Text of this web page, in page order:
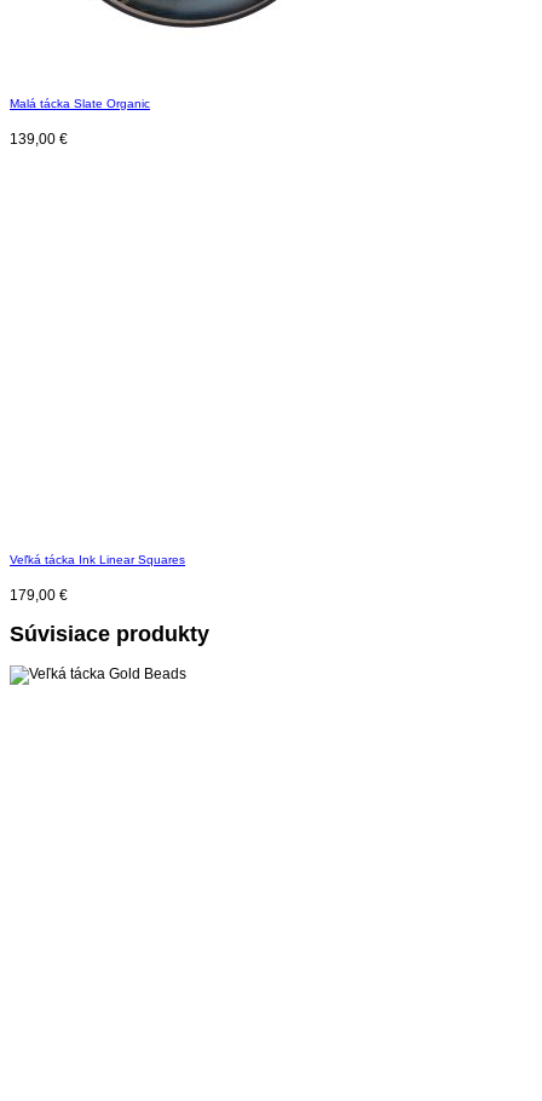
Malá tácka Slate Organic
139,00 €
Veľká tácka Ink Linear Squares
179,00 €
Súvisiace produkty